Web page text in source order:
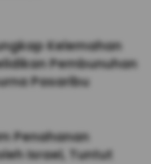
Kelemahan
Pembunuhan
Pasaribu
Penahanan
Israel, Tuntut